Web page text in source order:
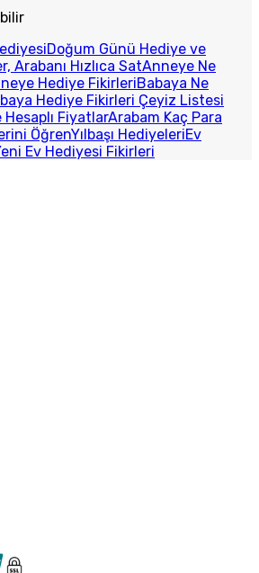
Doğum Günü Hediye ve
Arabanı Hızlıca SatAnneye Ne
Hediye FikirleriBabaya Ne
Hediye Fikirleri Çeyiz Listesi
FiyatlarArabam Kaç Para
ÖğrenYılbaşı HediyeleriEv
Ev Hediyesi Fikirleri